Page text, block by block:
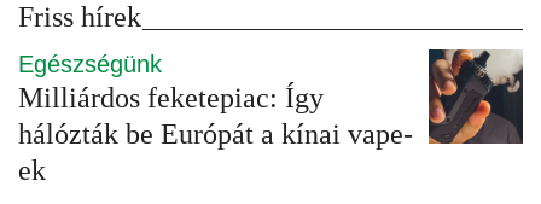
Friss hírek
Egészségünk
Milliárdos feketepiac: Így
hálózták be Európát a kínai vape-
ek